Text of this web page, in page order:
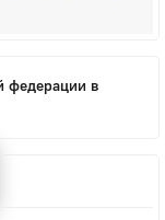
федерации в